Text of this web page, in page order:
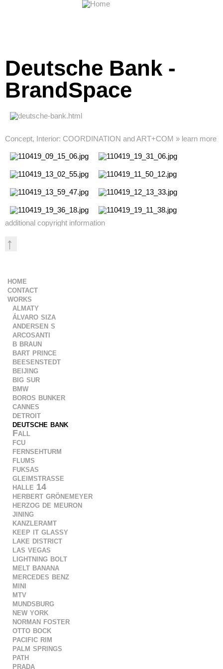
Deutsche Bank -
BrandSpace
Concept, Interior: COORDINATION and ART+COM » learn more
additional copyright information
↑
home
contact
works
almaty
álvaro siza
andersen s
arcosanti
b braun
bart prince
beesenstedt
beijing
big sur
bmw
boros bunker
cannes
detroit
deutsche bank
Fall
fcu
fernsehturm
flums
fuksas
gleimstrasse
halle 14
herbert grönemeyer
herzog de meuron
jining
kanzleramt
keep it glassy
lake district
las vegas
lightning bolt
melt banana
mercedes benz
mini
mtv
mundsburg
new york
norman foster
otto bock
pacific rim
palm springs
path
prada